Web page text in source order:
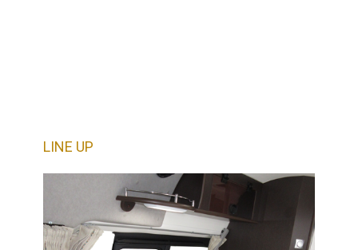
LINE UP